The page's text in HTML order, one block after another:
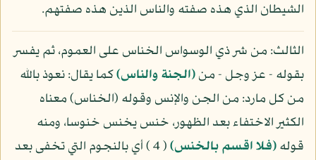
الشيطان الذي هذه صفته والناس الذين هذه صفتهم.
الثالث: من شر ذي الوسواس الخناس على العموم، ثم يفسر
بقوله - عز وجل - من(الجنة والناس)كما يقال: نعوذ بالله
من كل مارد: من الجن والإنس وقوله (الخناس) معناه
الكثير الاختفاء بعد الظهور، خنس يخنس خنوسا، ومنه
قوله(فلا اقسم بالخنس)
( 4 ) أي بالنجوم التي تخفى بعد